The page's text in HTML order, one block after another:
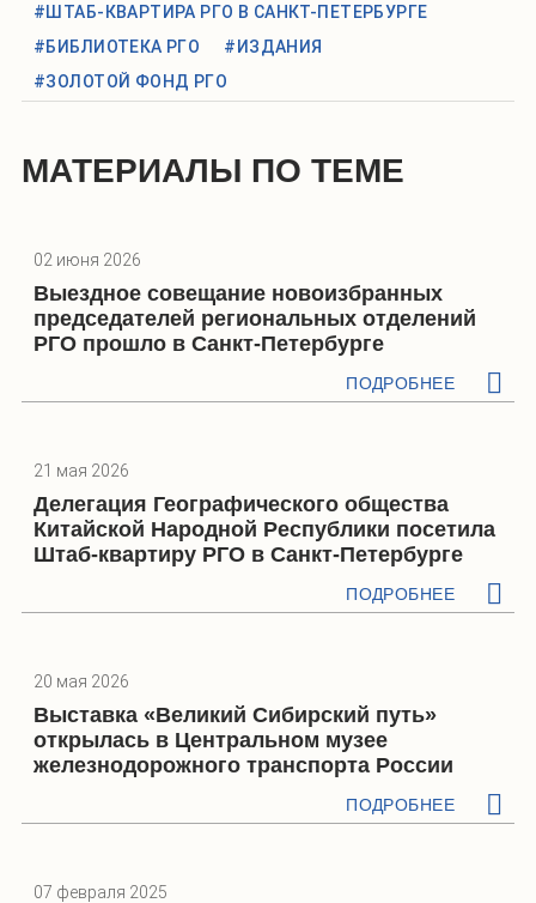
#ШТАБ-КВАРТИРА РГО В САНКТ-ПЕТЕРБУРГЕ
#БИБЛИОТЕКА РГО
#ИЗДАНИЯ
#ЗОЛОТОЙ ФОНД РГО
МАТЕРИАЛЫ ПО ТЕМЕ
02 июня 2026
Выездное совещание новоизбранных
председателей региональных отделений
РГО прошло в Санкт-Петербурге
ПОДРОБНЕЕ
21 мая 2026
Делегация Географического общества
Китайской Народной Республики посетила
Штаб-квартиру РГО в Санкт-Петербурге
ПОДРОБНЕЕ
20 мая 2026
Выставка «Великий Сибирский путь»
открылась в Центральном музее
железнодорожного транспорта России
ПОДРОБНЕЕ
07 февраля 2025